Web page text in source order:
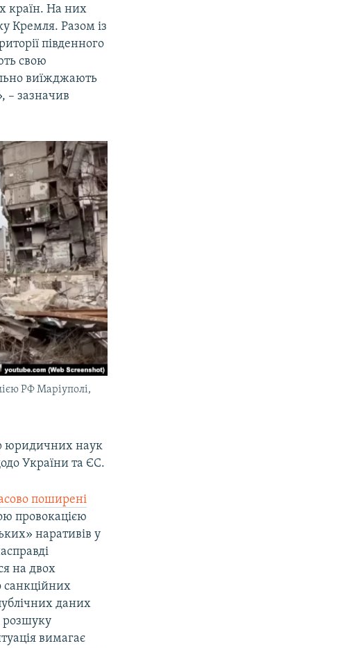
країн. На них
Кремля. Разом із
південного
свою
виїжджають
– зазначив
РФ Маріуполі,
юридичних наук
України та ЄС.
поширені
провокацією
наративів у
на двох
санкційних
даних
розшуку
вимагає